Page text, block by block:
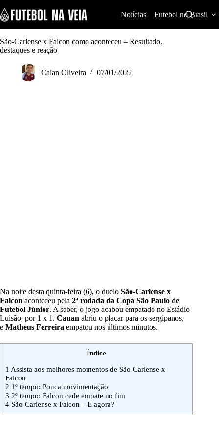
k
i
p
t
o
Notícias Futebol no Brasil
São-Carlense x Falcon como aconteceu – Resultado,
destaques e reação
Caian Oliveira 07/01/2022
Na noite desta quinta-feira (6), o duelo São-Carlense x
Falcon aconteceu pela 2ª rodada da Copa São Paulo de
Futebol Júnior. A saber, o jogo acabou empatado no Estádio
Luisão, por 1 x 1. Cauan abriu o placar para os sergipanos,
e Matheus Ferreira empatou nos últimos minutos.
Índice
1 Assista aos melhores momentos de São-Carlense x
Falcon
2 1º tempo: Pouca movimentação
3 2º tempo: Falcon cede empate no fim
4 São-Carlense x Falcon – E agora?